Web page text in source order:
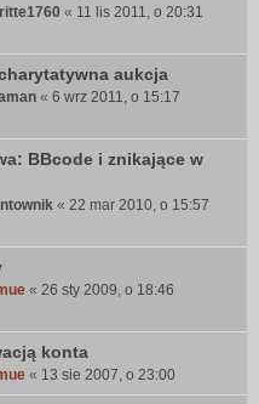
« 11 lis 2011, o 20:31
aukcja
« 6 wrz 2011, o 15:17
BBcode i znikające w
« 22 mar 2010, o 15:57
« 26 sty 2009, o 18:46
konta
« 13 sie 2007, o 23:00